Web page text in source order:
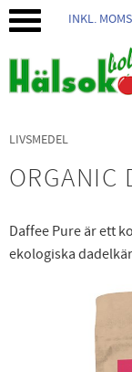
INKL. MOMS
LIVSMEDEL
ORGANIC
Daffee Pure är ett
ekologiska